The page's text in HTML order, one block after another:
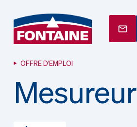
OFFRE D'EMPLOI
Mesureur